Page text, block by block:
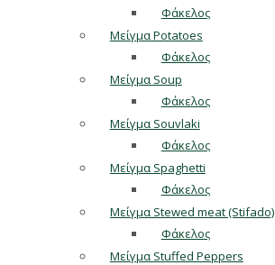
Φάκελος
Μείγμα Potatoes
Φάκελος
Μείγμα Soup
Φάκελος
Μείγμα Souvlaki
Φάκελος
Μείγμα Spaghetti
Φάκελος
Μείγμα Stewed meat (Stifado)
Φάκελος
Μείγμα Stuffed Peppers